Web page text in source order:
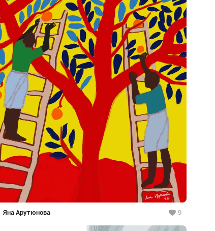
Яна Арутюнова 9